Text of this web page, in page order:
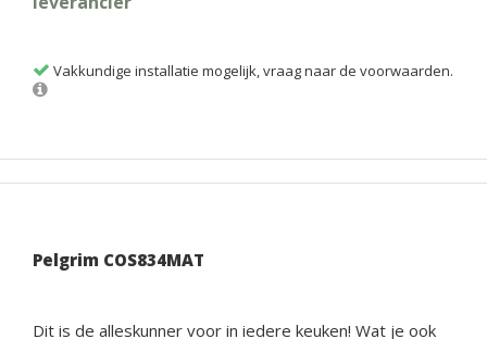
Vakkundige installatie mogelijk, vraag naar de voorwaarden.
Pelgrim COS834MAT
Dit is de alleskunner voor in iedere keuken! Wat je ook